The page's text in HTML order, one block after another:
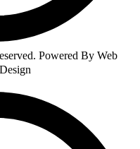
Powered By Web